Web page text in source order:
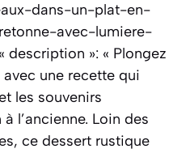
dans-un-plat-en-
avec-lumiere-
»: « Plongez
une recette qui
les souvenirs
l’ancienne. Loin des
ce dessert rustique